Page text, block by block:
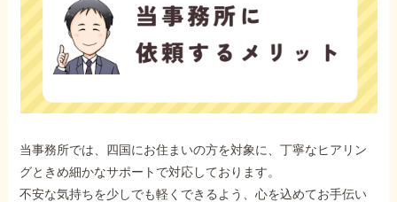
当事務所では、四国にお住まいの方を対象に、丁寧なヒアリン
グときめ細かなサポートで対応しております。
不安な気持ちを少しでも軽くできるよう、心を込めてお手伝い